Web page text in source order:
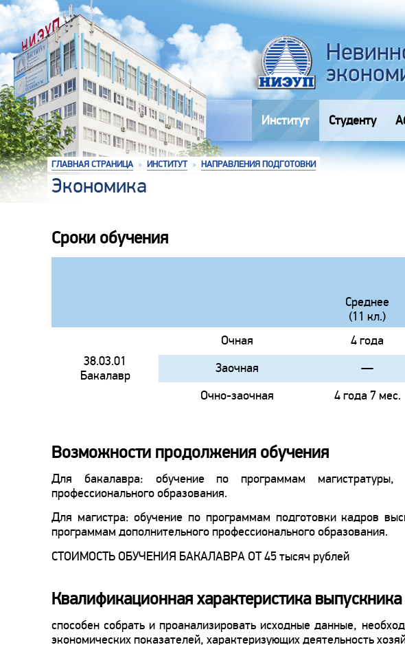
Институт Студенту
ГЛАВНАЯ СТРАНИЦА » ИНСТИТУТ » НАПРАВЛЕНИЯ ПОДГОТОВКИ
Экономика
Сроки обучения
Среднее
(11 кл.)
38.03.01
Бакалавр
Очная 4 года
Заочная
—
Очно-заочная
4 года 7 мес.
Возможности продолжения обучения
Для бакалавра: обучение по программам магистратуры,
профессионального образования.
Для магистра: обучение по программам подготовки кадров
программам дополнительного профессионального образования.
СТОИМОСТЬ ОБУЧЕНИЯ БАКАЛАВРА ОТ 45 тысяч рублей
Квалификационная характеристика выпускника
способен собрать и проанализировать исходные данные,
экономических показателей, характеризующих деятельность